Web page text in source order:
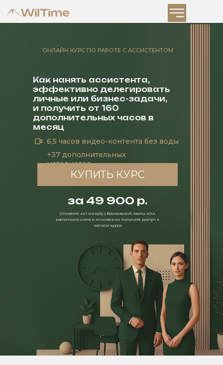
за 49 900 р.
Как нанять ассистента,
эффективно делегировать
личные или бизнес-задачи,
и получить от 160
дополнительных часов в
месяц
КУПИТЬ КУРС
+37 дополнительных
материалов
6,5 часов видео-контента без воды
ОНЛАЙН КУРС ПО РАБОТЕ С АССИСТЕНТОМ
Оплатите за 1 минуту с банковской карты или
расчетного счета и мгновенно получите доступ к
записи курса